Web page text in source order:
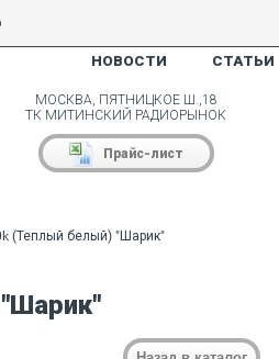
НОВОСТИ СТАТЬИ
МОСКВА, ПЯТНИЦКОЕ Ш.,18
ТК МИТИНСКИЙ РАДИОРЫНОК
Прайс-лист
(Теплый белый) "Шарик"